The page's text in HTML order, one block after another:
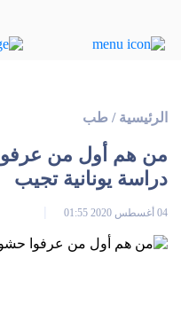
الرئيسية / طب
من هم أول من
دراسة يونانية تجيب
04 أغسطس 2020 01:55